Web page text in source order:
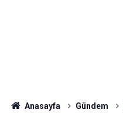
Anasayfa Gündem